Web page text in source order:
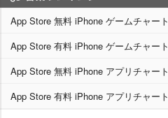
App Store 無料 iPhone ゲームチャート
App Store 有料 iPhone ゲームチャート
App Store 無料 iPhone アプリチャート
App Store 有料 iPhone アプリチャート